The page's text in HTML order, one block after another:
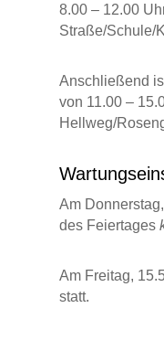
8.00 – 12.00
Straße/Schule/
Anschließend
von 11.00 –
Hellweg/
Am
des Feiertages
Am Freitag,
statt.